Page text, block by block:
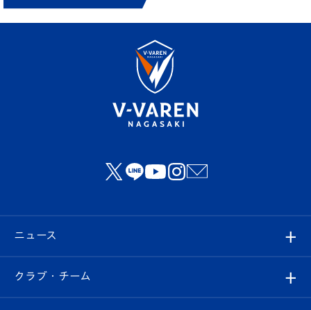
ニュース
すべて
クラブ・チーム